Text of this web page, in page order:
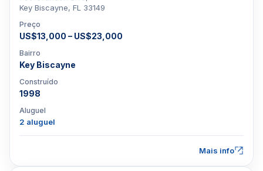
Key Biscayne, FL 33149
Preço
US$13,000 – US$23,000
Bairro
Key Biscayne
Construído
1998
Aluguel
2 aluguel
Mais info